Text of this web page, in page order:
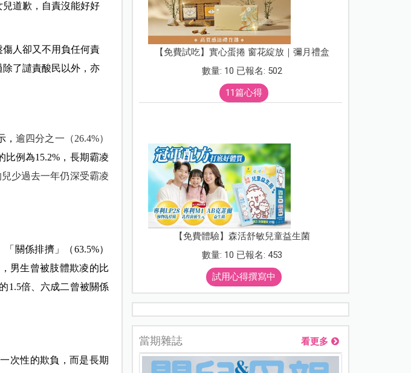
道歉，自責沒能好好
人卻又不用負任何責
了譴責酸民以外，亦
， 逾四分之一（26.4%）
比例為15.2%，長期霸凌
少過去一年仍深受霸凌
關係排擠」（63.5%）
男生曾被肢體欺凌的比
1.5倍、六成二曾被關係
次性的欺負，而是長期
【免費試吃】實心蛋捲 窗花綻放｜彌月禮盒
數量: 10 已報名: 502
11篇心得
【免費體驗】森活舒敏兒童益生菌
數量: 10 已報名: 453
試用心得撰寫中
當期雜誌 看更多